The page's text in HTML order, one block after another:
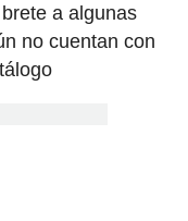
a algunas
no cuentan con